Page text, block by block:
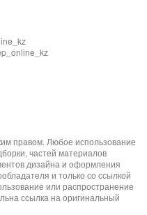
правом. Любое использование
частей материалов
дизайна и оформления
и только со ссылкой
или распространение
ссылка на оригинальный